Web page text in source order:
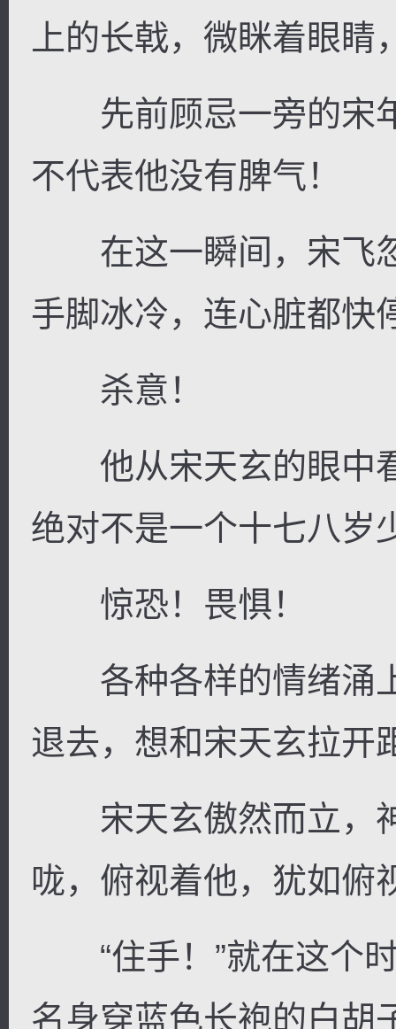
上的长戟，微眯着眼睛
先前顾忌一旁的宋
不代表他没有脾气！
在这一瞬间，宋飞
手脚冰冷，连心脏都快
杀意！
他从宋天玄的眼中
绝对不是一个十七八岁
惊恐！畏惧！
各种各样的情绪涌
退去，想和宋天玄拉开
宋天玄傲然而立，
咙，俯视着他，犹如俯
“住手！”就在这个时
名身穿蓝色长袍的白胡